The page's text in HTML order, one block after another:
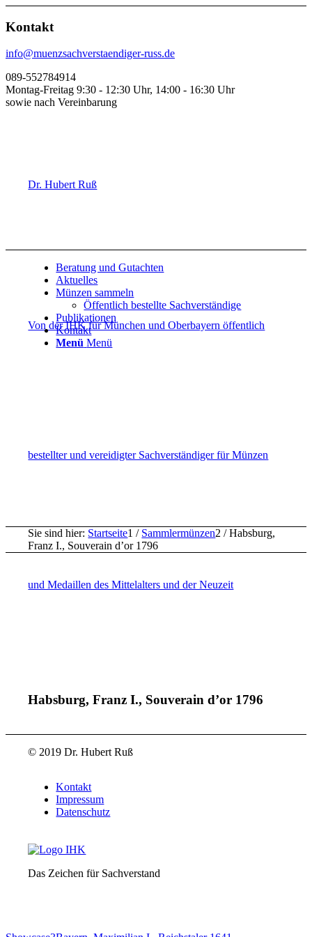
Kontakt
info@muenzsachverstaendiger-russ.de
089-552784914
Montag-Freitag 9:30 - 12:30 Uhr, 14:00 - 16:30 Uhr
sowie nach Vereinbarung
Dr. Hubert Ruß
Von der IHK für München und Oberbayern öffentlich
bestellter und vereidigter Sachverständiger für Münzen
und Medaillen des Mittelalters und der Neuzeit
Beratung und Gutachten
Aktuelles
Münzen sammeln
Öffentlich bestellte Sachverständige
Publikationen
Kontakt
Menü Menü
Sie sind hier: Startseite1 / Sammlermünzen2 / Habsburg,
Franz I., Souverain d’or 1796
Habsburg, Franz I., Souverain d’or 1796
© 2019 Dr. Hubert Ruß
Kontakt
Impressum
Datenschutz
Das Zeichen für Sachverstand